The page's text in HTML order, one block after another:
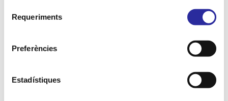
consultar la nostra
Requeriments
Preferències
Estadístiques
resoldre la consulta i per un màxim de 12
mesos.
temps necessari per resoldre la qüestió i
fins a 5 anys després de la seva tramitació
potencials).
Dades de navegació: